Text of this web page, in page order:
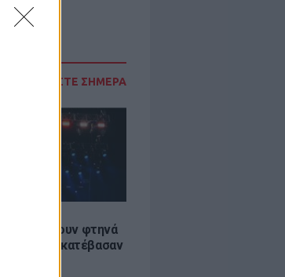
ΔΙΑΒΑΣΤΕ ΣΗΜΕΡΑ
βγάζουν φτηνά
κατέβασαν